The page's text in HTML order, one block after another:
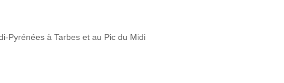
Pyrénées à Tarbes et au Pic du Midi